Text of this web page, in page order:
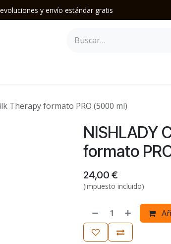
y envío estándar gratis
Therapy formato PRO (5000 ml)
NISHLADY
formato
24,00 €
(impuesto incluido)